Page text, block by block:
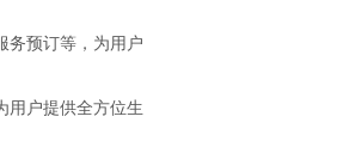
务预订等，为用户
用户提供全方位生